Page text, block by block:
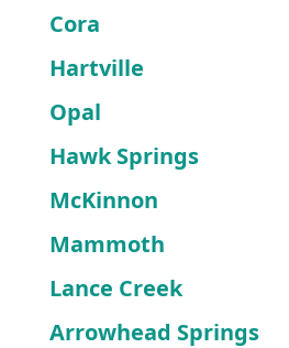
Cora
Hartville
Opal
Hawk Springs
McKinnon
Mammoth
Lance Creek
Arrowhead Springs